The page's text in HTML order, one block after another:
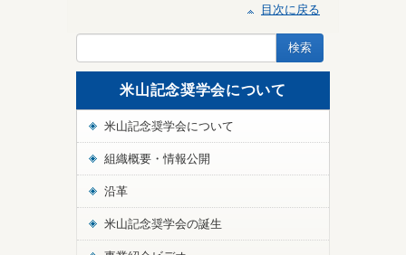
目次に戻る
米山記念奨学会について
米山記念奨学会について
組織概要・情報公開
沿革
米山記念奨学会の誕生